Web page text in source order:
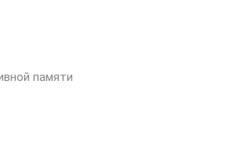
памяти